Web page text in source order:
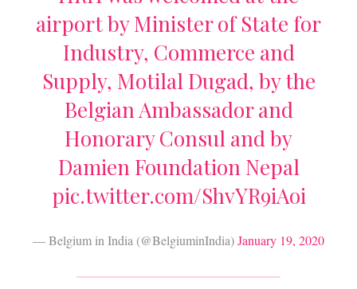
airport by Minister of State for
Industry, Commerce and
Supply, Motilal Dugad, by the
Belgian Ambassador and
Honorary Consul and by
Damien Foundation Nepal
pic.twitter.com/ShvYR9iAoi
— Belgium in India (@BelgiuminIndia)January 19, 2020